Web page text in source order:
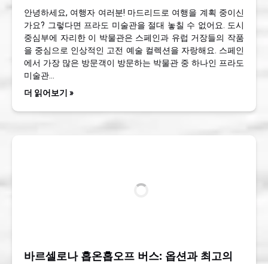
안녕하세요, 여행자 여러분! 마드리드로 여행을 계획 중이신
가요? 그렇다면 프라도 미술관을 절대 놓칠 수 없어요. 도시
중심부에 자리한 이 박물관은 스페인과 유럽 거장들의 작품
을 중심으로 인상적인 고전 예술 컬렉션을 자랑해요. 스페인
에서 가장 많은 방문객이 방문하는 박물관 중 하나인 프라도
미술관…
더 읽어보기 »
바르셀로나 홉온홉오프 버스: 옵션과 최고의